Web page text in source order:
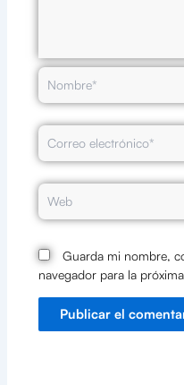
Nombre*
Correo
electrónico*
Web
Guarda mi nombre,
navegador para la